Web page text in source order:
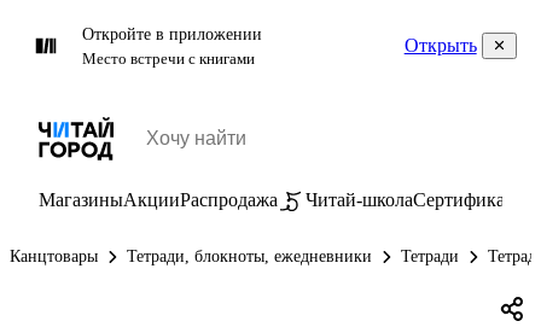
Откройте в приложении
Место встречи с книгами
Открыть
МагазиныАкцииРаспродажа Читай-школаСертификаты
Канцтовары Тетради, блокноты, ежедневники Тетради